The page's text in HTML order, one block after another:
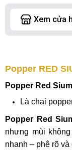
Popper RED
Popper Red
Là chai
Popper Red
nhưng mùi
nhanh – phê rõ